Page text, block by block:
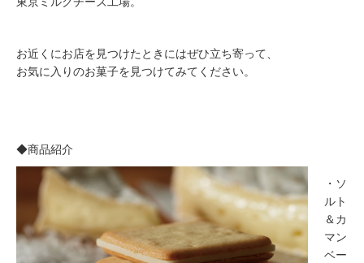
お近くにお店を見つけたときにはぜひ立ち寄って、
お気に入りのお菓子を見つけてみてください。
◆商品紹介
・ソ
ルト
＆カ
マン
ベー